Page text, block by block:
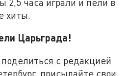
хиты.
Царьграда!
с редакцией
присылайте свои